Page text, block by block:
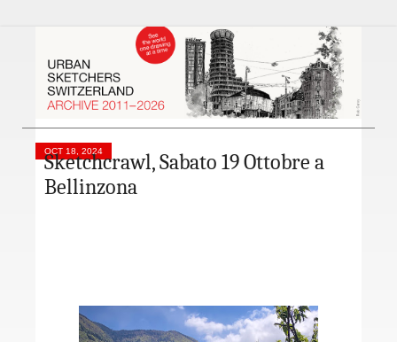
OCT 18, 2024
Sketchcrawl, Sabato 19 Ottobre a
Bellinzona